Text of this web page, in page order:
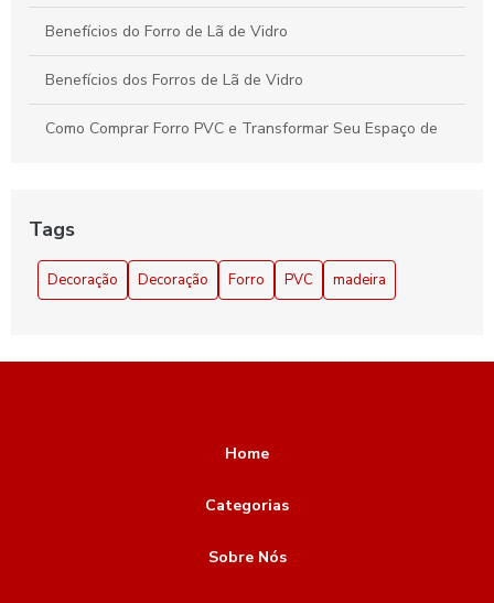
Benefícios do Forro de Lã de Vidro
Benefícios dos Forros de Lã de Vidro
Como Comprar Forro PVC e Transformar Seu Espaço de
Como escolher a melhor Empresa de forro de pvc para seu
projeto
obra
Tags
Decoração Decoração Forro PVC madeira
Home
Categorias
Sobre Nós